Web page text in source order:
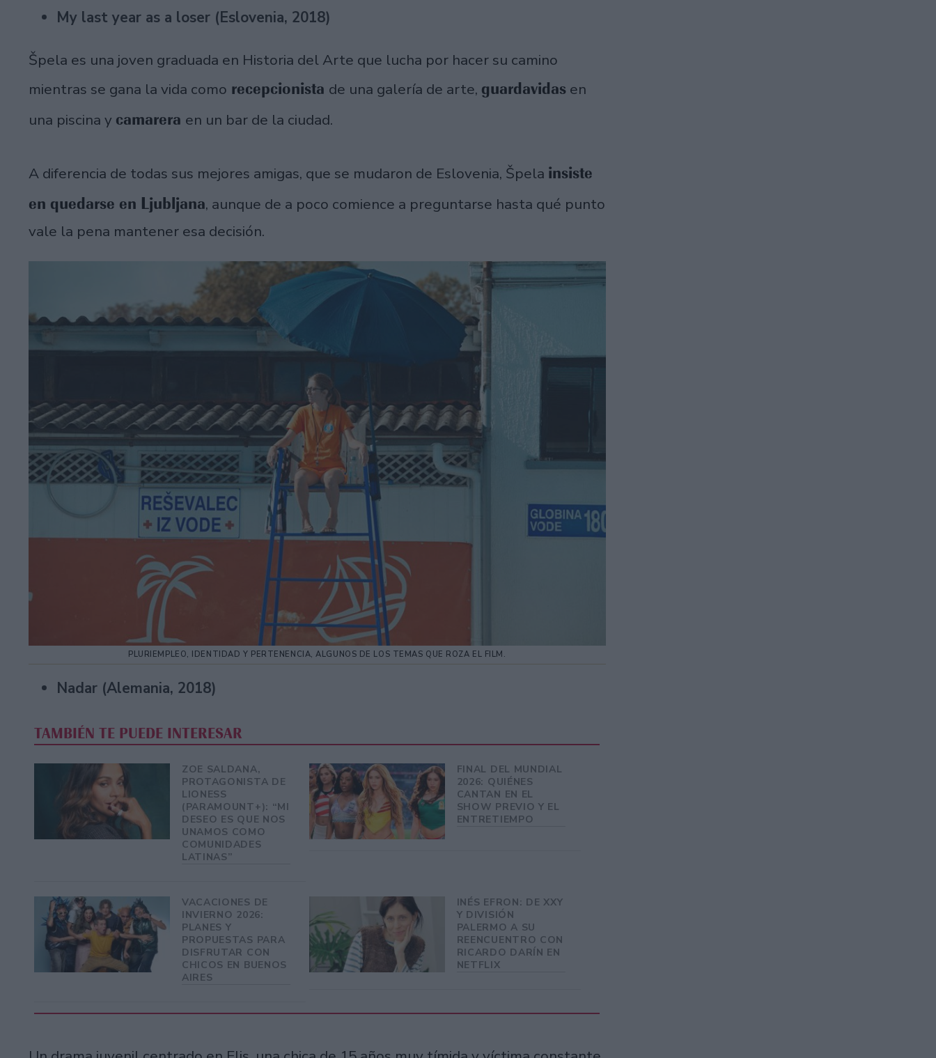
My last year as a loser (Eslovenia, 2018)
Špela es una joven graduada en Historia del Arte que lucha por hacer su camino
mientras se gana la vida como recepcionista de una galería de arte, guardavidas en
una piscina y camarera en un bar de la ciudad.
A diferencia de todas sus mejores amigas, que se mudaron de Eslovenia, Špela insiste
en quedarse en Ljubljana, aunque de a poco comience a preguntarse hasta qué punto
vale la pena mantener esa decisión.
PLURIEMPLEO, IDENTIDAD Y PERTENENCIA, ALGUNOS DE LOS TEMAS QUE ROZA EL FILM.
Nadar (Alemania, 2018)
TAMBIÉN TE PUEDE INTERESAR
ZOE SALDANA,
PROTAGONISTA DE
LIONESS
(PARAMOUNT+): “MI
DESEO ES QUE NOS
UNAMOS COMO
COMUNIDADES
LATINAS”
FINAL DEL MUNDIAL
2026: QUIÉNES
CANTAN EN EL
SHOW PREVIO Y EL
ENTRETIEMPO
VACACIONES DE
INVIERNO 2026:
PLANES Y
PROPUESTAS PARA
DISFRUTAR CON
CHICOS EN BUENOS
AIRES
INÉS EFRON: DE XXY
Y DIVISIÓN
PALERMO A SU
REENCUENTRO CON
RICARDO DARÍN EN
NETFLIX